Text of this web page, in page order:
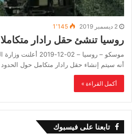
2 ديسمبر 2019 1٬145
روسيا تنشئ حقل رادار متكاملا
موسكو – روسيا – 02-12-
أنه سيتم إنشاء حقل رادار متكامل حول
أكمل القراءة »
تابعنا على فيسبوك